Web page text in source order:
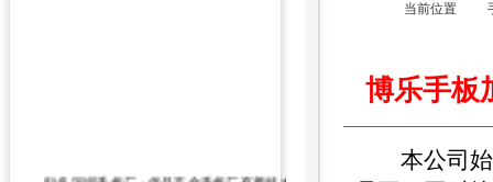
当前位置
博乐手板
本公司始